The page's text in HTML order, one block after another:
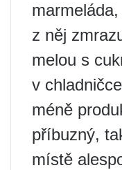
z něj
melou s
v
méně
příbuzný,
místě